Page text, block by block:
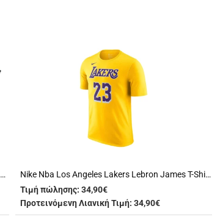
Amila Τραπέζι Ping Pong Εξωτερικού Χώρου Outdoor 10 - Γκρι (42824)
Nike Nba Los Angeles Lakers Lebron James T-Shirt Ανδρικό (DR6380 734)
Τιμή πώλησης: 34,90€
Προτεινόμενη Λιανική Τιμή: 34,90€